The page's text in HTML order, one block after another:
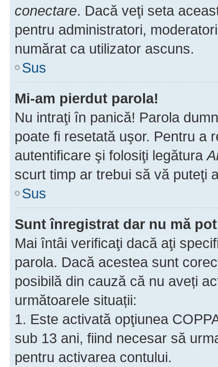
conectare. Dacă veţi seta
pentru administratori,
numărat ca utilizator ascuns.
Sus
Mi-am pierdut parola!
Nu intraţi în panică! Parola
poate fi resetată uşor. Pentru a
autentificare şi folosiţi legătura
scurt timp ar trebui să vă puteţi
Sus
Sunt înregistrat dar nu mă
Mai întâi verificaţi dacă aţi
parola. Dacă acestea sunt
posibilă din cauză că nu aveți
următoarele situații:
1. Este activată opţiunea
sub 13 ani, fiind necesar să
pentru activarea contului.